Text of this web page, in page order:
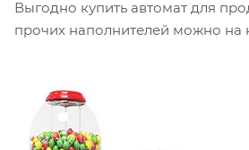
Выгодно купить автомат для
прочих наполнителей можно на